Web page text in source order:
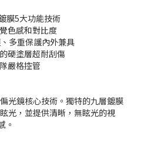
膜5大功能技術
色感和對比度
多重保護內外兼具
硬塗層超耐刮傷
嚴格控管
光鏡核心技術。獨特的九層鍍膜
光，並提供清晰，無眩光的視
。